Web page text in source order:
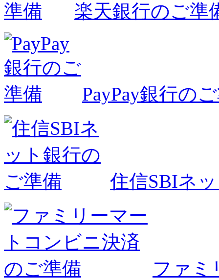
楽天銀行のご準
PayPay銀行の
住信SBIネ
ファミ